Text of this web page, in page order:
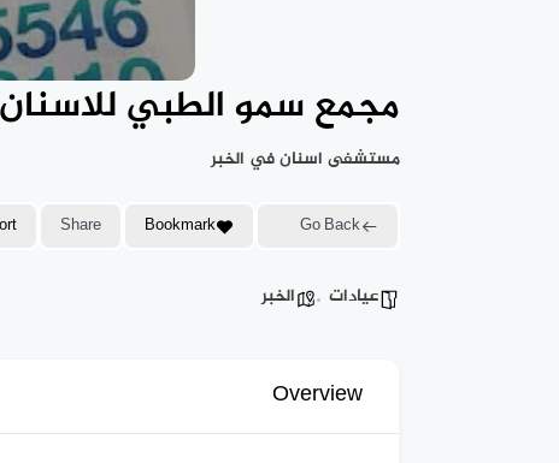
مجمع سمو الطبي
مستشفى اسنان في الخبر
Go Back
Bookmark
Share
عيادات الخبر
Overview